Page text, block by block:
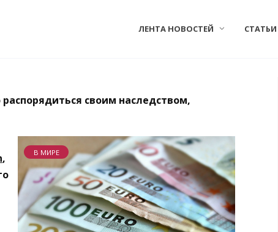
ЛЕНТА НОВОСТЕЙ СТАТЬИ
своим наследством,
В МИРЕ
,